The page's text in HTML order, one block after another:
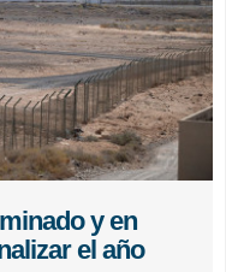
y en
el año